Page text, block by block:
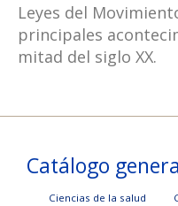
Leyes del
principales
mitad del siglo XX.
Catálogo
Ciencias de la salud